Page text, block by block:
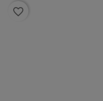
favorite_border